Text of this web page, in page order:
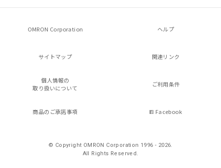
OMRON Corporation ヘルプ
サイトマップ 関連リンク
個人情報の
取り扱いについて
ご利用条件
商品のご承諾事項 Facebook
© Copyright OMRON Corporation 1996 - 2026.
All Rights Reserved.